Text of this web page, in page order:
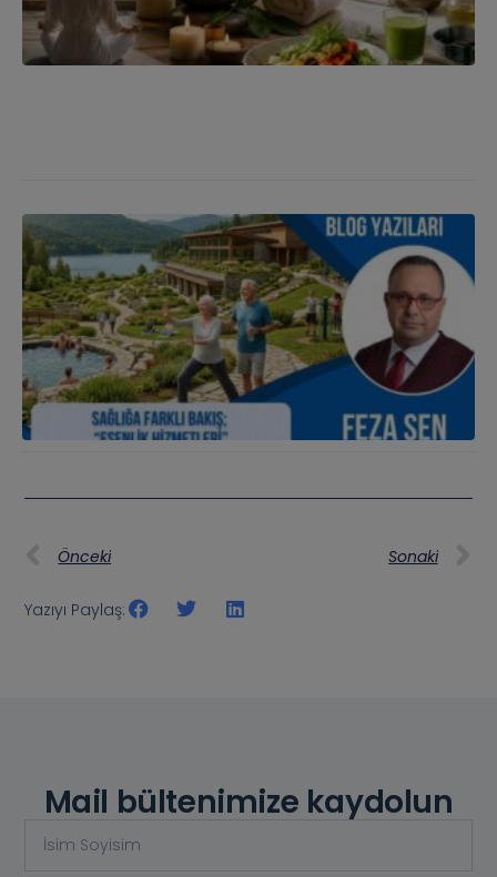
Önceki Sonaki
Yazıyı Paylaş:
Mail bültenimize kaydolun